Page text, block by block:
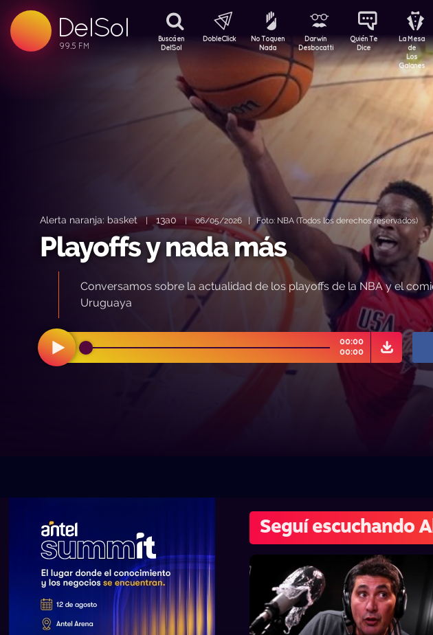
DelSol
99.5 FM
Buscá en
DelSol
DobleClick
No Toquen
Nada
Darwin
Desbocatti
Quién Te
Dice
La Mesa
de
Los
Galanes
Alerta naranja: basket| 13a0 | 06/05/2026 | Foto: NBA (Todos los derechos reservados)
Playoffs y nada más
Conversamos sobre la actualidad de los playoffs de la NBA y el
Uruguaya
00:00
00:00
Seguí escuchando